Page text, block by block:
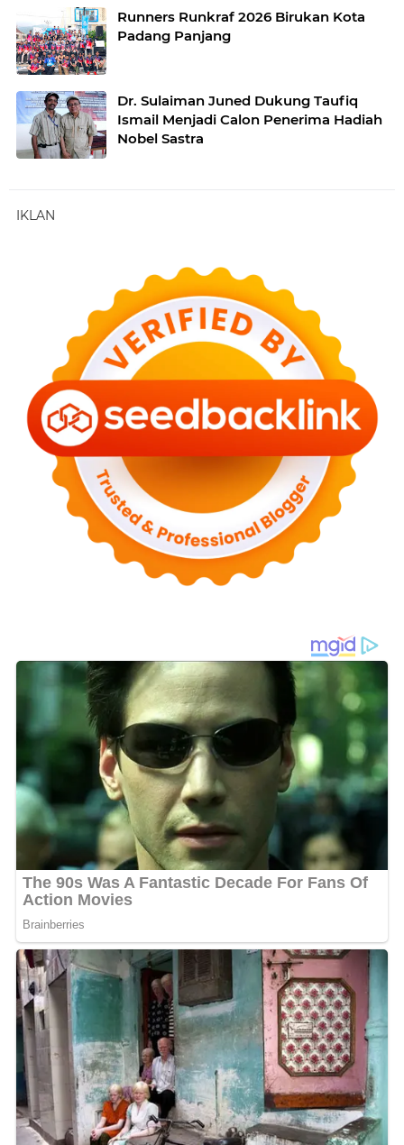
Runners Runkraf 2026 Birukan Kota
Padang Panjang
Dr. Sulaiman Juned Dukung Taufiq
Ismail Menjadi Calon Penerima Hadiah
Nobel Sastra
IKLAN